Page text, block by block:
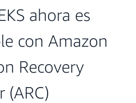
ahora es
con Amazon
Recovery
(ARC)